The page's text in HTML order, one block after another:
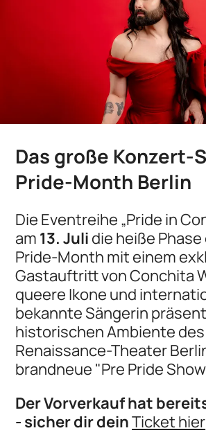
Das große Konzert-
Pride-Month Berlin
Die Eventreihe „Pride in
am13. Julidie heiße
Pride-Month mit einem
Gastauftritt von Conchita
queere Ikone und
bekannte Sängerin
historischen Ambiente des
Renaissance-Theater
brandneue "Pre Pride
Der Vorverkauf hat
- sicher dir deinTicket hier